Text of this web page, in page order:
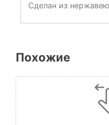
Сделан из
Похожие